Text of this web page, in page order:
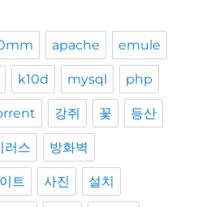
apache emule
k10d mysql php
강쥐 꽃 등산
러스 방화벽
트 사진 설치